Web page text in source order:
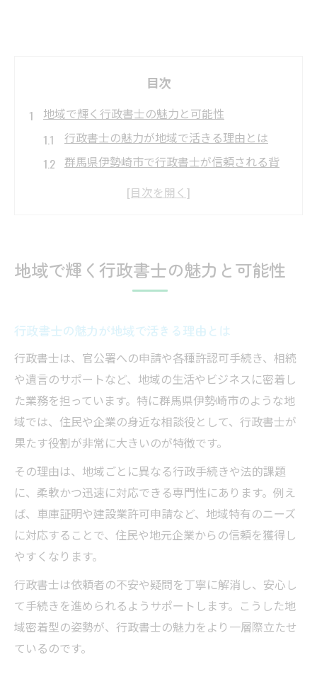
目次
地域で輝く行政書士の魅力と可能性
行政書士の魅力が地域で活きる理由とは
群馬県伊勢崎市で行政書士が信頼される背
行政書士への依頼が増える地域事情を解説
行政書士資格が伊勢崎市で役立つ理由
行政書士が描く伊勢崎市の新しいキャリア
行政書士資格取得後の地域での活躍例
行政書士の将来性と地元就職の相性を解説
行政書士の活躍が伊勢崎市に与える影響
信頼される行政書士になるための心得
行政書士として信頼を得るために大切なこ
と
行政書士が地元で評価されるポイントを知
る
行政書士業務の中で重視される人柄の特徴
行政書士の信頼構築に役立つコミュニケー
ション術
行政書士が心がけるべき誠実な対応とは
地域で輝く行政書士の魅力と可能性
行政書士の魅力が地域で活きる理由とは
行政書士は、官公署への申請や各種許認可手続き、相続
や遺言のサポートなど、地域の生活やビジネスに密着し
た業務を担っています。特に群馬県伊勢崎市のような地
域では、住民や企業の身近な相談役として、行政書士が
果たす役割が非常に大きいのが特徴です。
その理由は、地域ごとに異なる行政手続きや法的課題
に、柔軟かつ迅速に対応できる専門性にあります。例え
ば、車庫証明や建設業許可申請など、地域特有のニーズ
に対応することで、住民や地元企業からの信頼を獲得し
やすくなります。
行政書士は依頼者の不安や疑問を丁寧に解消し、安心し
て手続きを進められるようサポートします。こうした地
域密着型の姿勢が、行政書士の魅力をより一層際立たせ
ているのです。